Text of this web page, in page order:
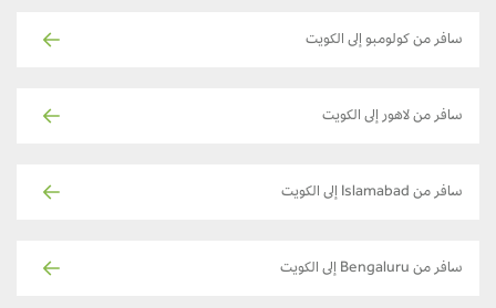
سافر من كولومبو إلى الكويت
سافر من لاهور إلى الكويت
سافر من Islamabad إلى الكويت
سافر من Bengaluru إلى الكويت